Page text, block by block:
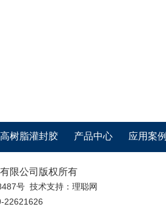
树脂灌封胶 产品中心 应用案例
限公司版权所有
号 技术支持： 理聪网
22621626